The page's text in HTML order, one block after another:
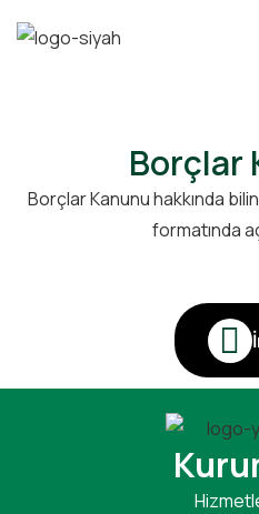
Borçlar
Borçlar Kanunu hakkında
formatında